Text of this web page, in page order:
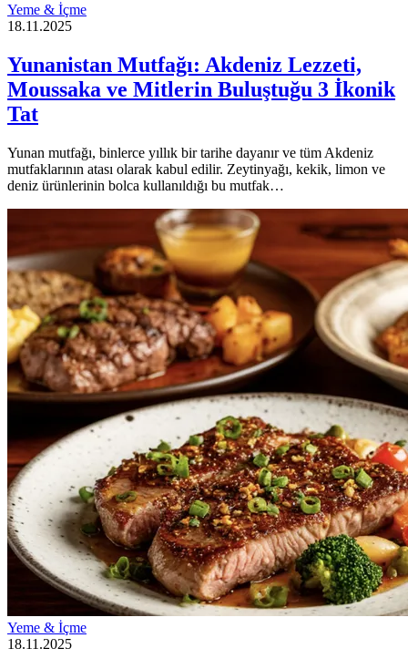
Yeme & İçme
18.11.2025
Yunanistan Mutfağı: Akdeniz Lezzeti,
Moussaka ve Mitlerin Buluştuğu 3 İkonik
Tat
Yunan mutfağı, binlerce yıllık bir tarihe dayanır ve tüm Akdeniz
mutfaklarının atası olarak kabul edilir. Zeytinyağı, kekik, limon ve
deniz ürünlerinin bolca kullanıldığı bu mutfak…
Yeme & İçme
18.11.2025